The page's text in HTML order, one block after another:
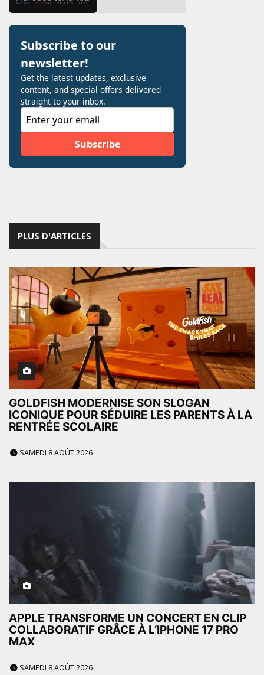
PLUS D'ARTICLES
GOLDFISH MODERNISE SON SLOGAN
ICONIQUE POUR SÉDUIRE LES PARENTS À LA
RENTRÉE SCOLAIRE
SAMEDI 8 AOÛT 2026
APPLE TRANSFORME UN CONCERT EN CLIP
COLLABORATIF GRÂCE À L’IPHONE 17 PRO
MAX
SAMEDI 8 AOÛT 2026